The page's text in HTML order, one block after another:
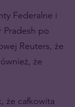
Federalne i
Pradesh po
Reuters, że
że
że całkowita